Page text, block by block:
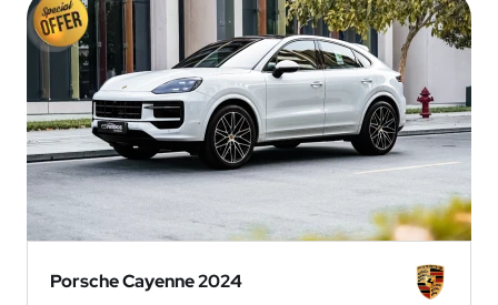
Porsche Cayenne 2024